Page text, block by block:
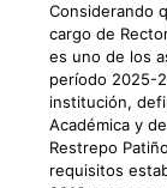
Considerando
cargo de
es uno de los
período 2025-
institución,
Académica y
Restrepo
requisitos